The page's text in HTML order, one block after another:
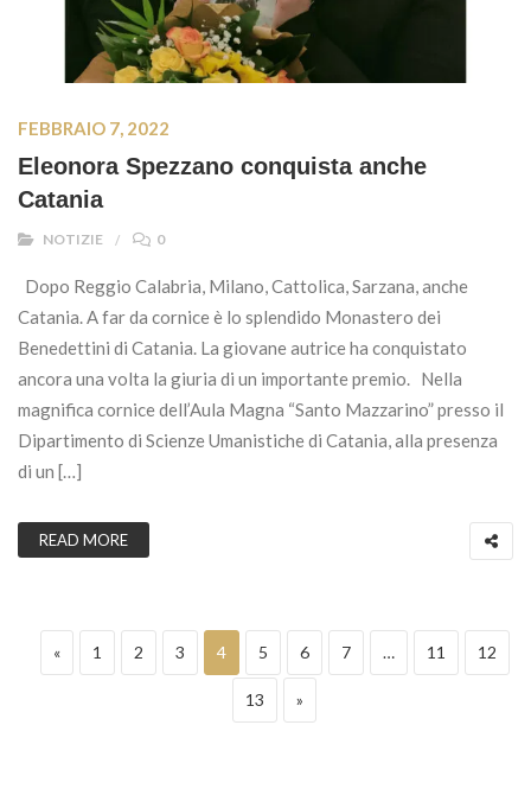
FEBBRAIO 7, 2022
Eleonora Spezzano conquista anche
Catania
NOTIZIE 0
Dopo Reggio Calabria, Milano, Cattolica, Sarzana, anche
Catania. A far da cornice è lo splendido Monastero dei
Benedettini di Catania. La giovane autrice ha conquistato
ancora una volta la giuria di un importante premio. Nella
magnifica cornice dell’Aula Magna “Santo Mazzarino” presso il
Dipartimento di Scienze Umanistiche di Catania, alla presenza
di un […]
READ MORE
Paginazione degli articoli
«Previous page
Page
1 Page
2 Page
3 Page
4 Page
5 Page
6 Page
7 … Page
11 Page
12
Page
13 Next page
»